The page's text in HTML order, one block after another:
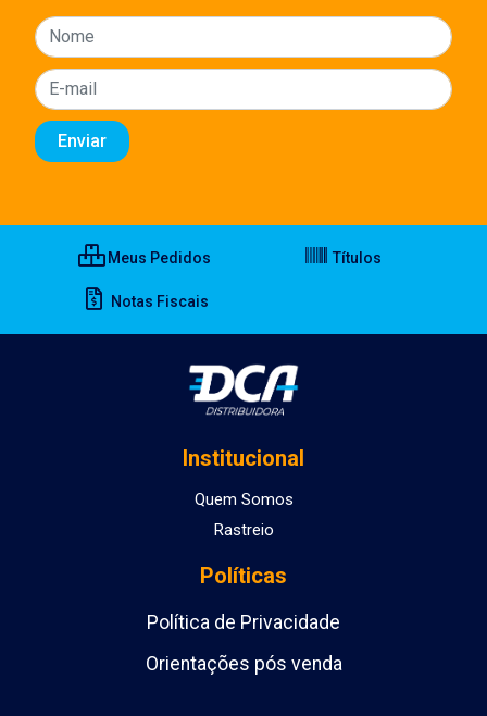
Meus Pedidos Títulos
Notas Fiscais
Institucional
Quem Somos
Rastreio
Políticas
Política de Privacidade
Orientações pós venda